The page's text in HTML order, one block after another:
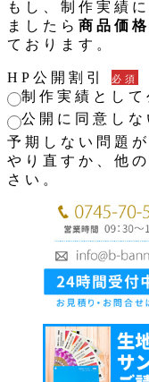
もし、制作実績
ましたら 商品価
ております。
HP公開割引 必須
制作実績とし
公開に同意しな
予期しない問題
やり直すか、他
さい。